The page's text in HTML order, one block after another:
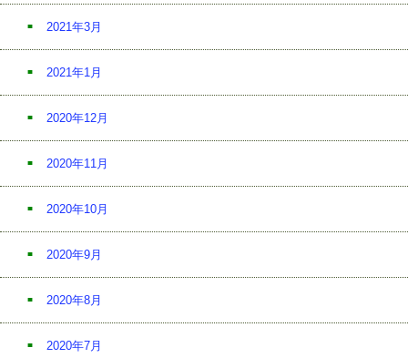
2021年3月
2021年1月
2020年12月
2020年11月
2020年10月
2020年9月
2020年8月
2020年7月